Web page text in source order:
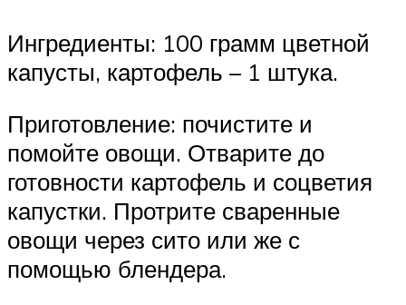
Ингредиенты: 100 грамм цветной
капусты, картофель – 1 штука.
Приготовление: почистите и
помойте овощи. Отварите до
готовности картофель и соцветия
капустки. Протрите сваренные
овощи через сито или же с
помощью блендера.